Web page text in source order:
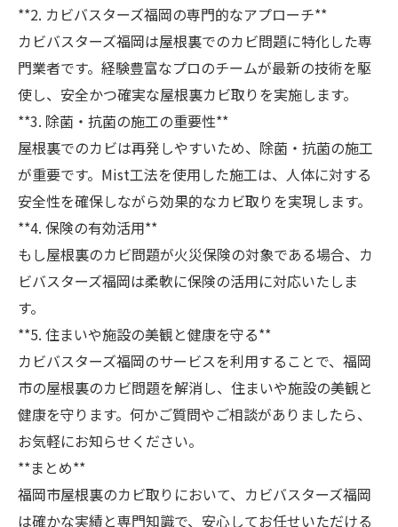
**2. カビバスターズ福岡の専門的なアプローチ**
カビバスターズ福岡は屋根裏でのカビ問題に特化した専
門業者です。経験豊富なプロのチームが最新の技術を駆
使し、安全かつ確実な屋根裏カビ取りを実施します。
**3. 除菌・抗菌の施工の重要性**
屋根裏でのカビは再発しやすいため、除菌・抗菌の施工
が重要です。Mist工法を使用した施工は、人体に対する
安全性を確保しながら効果的なカビ取りを実現します。
**4. 保険の有効活用**
もし屋根裏のカビ問題が火災保険の対象である場合、カ
ビバスターズ福岡は柔軟に保険の活用に対応いたしま
す。
**5. 住まいや施設の美観と健康を守る**
カビバスターズ福岡のサービスを利用することで、福岡
市の屋根裏のカビ問題を解消し、住まいや施設の美観と
健康を守ります。何かご質問やご相談がありましたら、
お気軽にお知らせください。
**まとめ**
福岡市屋根裏のカビ取りにおいて、カビバスターズ福岡
は確かな実績と専門知識で、安心してお任せいただける